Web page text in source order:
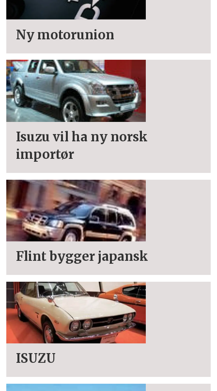
Ny motorunion
Isuzu vil ha ny norsk
importør
Flint bygger japansk
ISUZU